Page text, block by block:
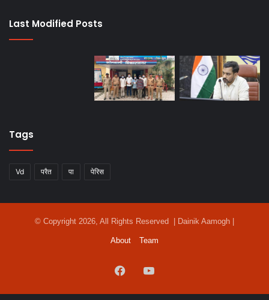
Last Modified Posts
Tags
Vd परैत पा पेरिस
© Copyright 2026, All Rights Reserved | Dainik Aamogh |
About Team
Facebook